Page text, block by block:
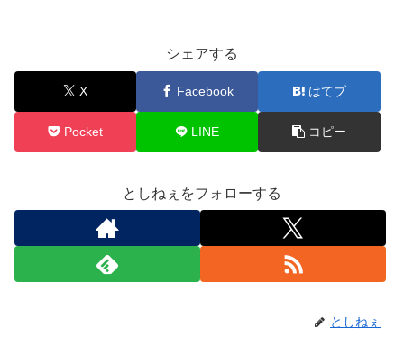
シェアする
X Facebook はてブ
Pocket LINE コピー
としねぇをフォローする
としねぇ